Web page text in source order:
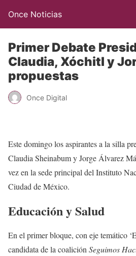
Once Noticias
Primer Debate
Claudia, Xóchitl y
propuestas
Once Digital
Este domingo los aspirantes a la silla
Claudia Sheinabum y Jorge Álvarez
vez en la sede principal del Instituto
Ciudad de México.
Educación y Salud
En el primer bloque, con eje temático
candidata de la coalición Seguimos